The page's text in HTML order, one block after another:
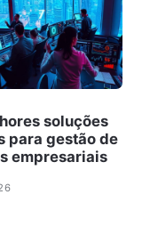
soluções
para gestão de
empresariais